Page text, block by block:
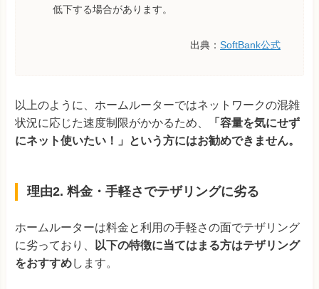
低下する場合があります。
出典： SoftBank公式
以上のように、ホームルーターではネットワークの混雑
状況に応じた速度制限がかかるため、
「容量を気にせず
にネット使いたい！」という方にはお勧めできません。
理由2. 料金・手軽さでテザリングに劣る
ホームルーターは料金と利用の手軽さの面でテザリング
に劣っており、
以下の特徴に当てはまる方はテザリング
をおすすめします。